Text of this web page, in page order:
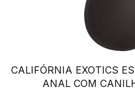
CALIFÓRNIA EXOTICS
ANAL COM